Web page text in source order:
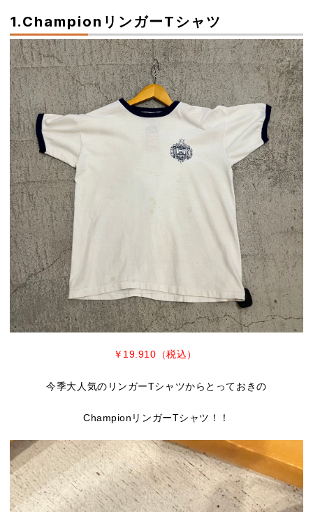
1.ChampionリンガーTシャツ
￥19.910（税込）
今季大人気のリンガーTシャツからとっておきの
ChampionリンガーTシャツ！！